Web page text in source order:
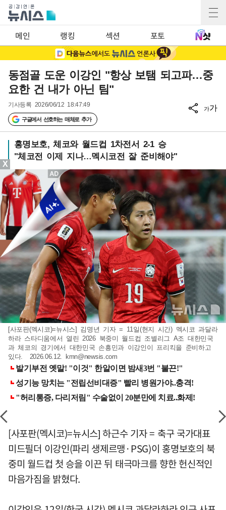
메인 랭킹 섹션 포토
동점골 도운 이강인 "항상 보탬 되고파…중
요한 건 내가 아닌 팀"
기사등록 2026/06/12 18:47:49
구글에서 선호하는 매체로 추가
가가
홍명보호, 체코와 월드컵 1차전서 2-1 승
"체코전 이제 지나…멕시코전 잘 준비해야"
[사포판(멕시코)=뉴시스] 김명년 기자 = 11일(현지 시간) 멕시코 과달라
하라 스타디움에서 열린 2026 북중미 월드컵 조별리그 A조 대한민국
과 체코의 경기에서 대한민국 손흥민과 이강인이 프리킥을 준비하고
있다. 2026.06.12.
kmn@newsis.com
[사포판(멕시코)=뉴시스] 하근수 기자 = 축구 국가대표
미드필더 이강인(파리 생제르맹·PSG)이 홍명보호의 북
중미 월드컵 첫 승을 이끈 뒤 태극마크를 향한 헌신적인
마음가짐을 밝혔다.
X